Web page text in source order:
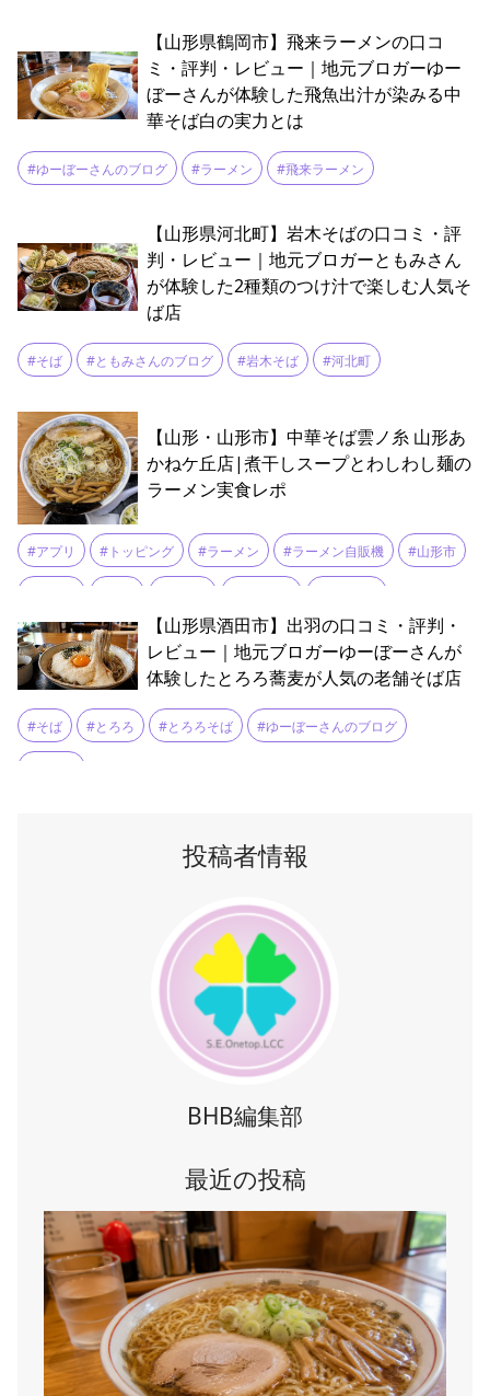
【山形県鶴岡市】飛来ラーメンの口コ
ミ・評判・レビュー｜地元ブロガーゆー
ぼーさんが体験した飛魚出汁が染みる中
華そば白の実力とは
#ゆーぼーさんのブログ #ラーメン #飛来ラーメン
【山形県河北町】岩木そばの口コミ・評
判・レビュー｜地元ブロガーともみさん
が体験した2種類のつけ汁で楽しむ人気そ
ば店
#そば #ともみさんのブログ #岩木そば #河北町
【山形・山形市】中華そば雲ノ糸 山形あ
かねケ丘店|煮干しスープとわしわし麺の
ラーメン実食レポ
#アプリ #トッピング #ラーメン #ラーメン自販機 #山形市
【山形県酒田市】出羽の口コミ・評判・
レビュー｜地元ブロガーゆーぼーさんが
体験したとろろ蕎麦が人気の老舗そば店
#そば #とろろ #とろろそば #ゆーぼーさんのブログ
投稿者情報
BHB編集部
最近の投稿